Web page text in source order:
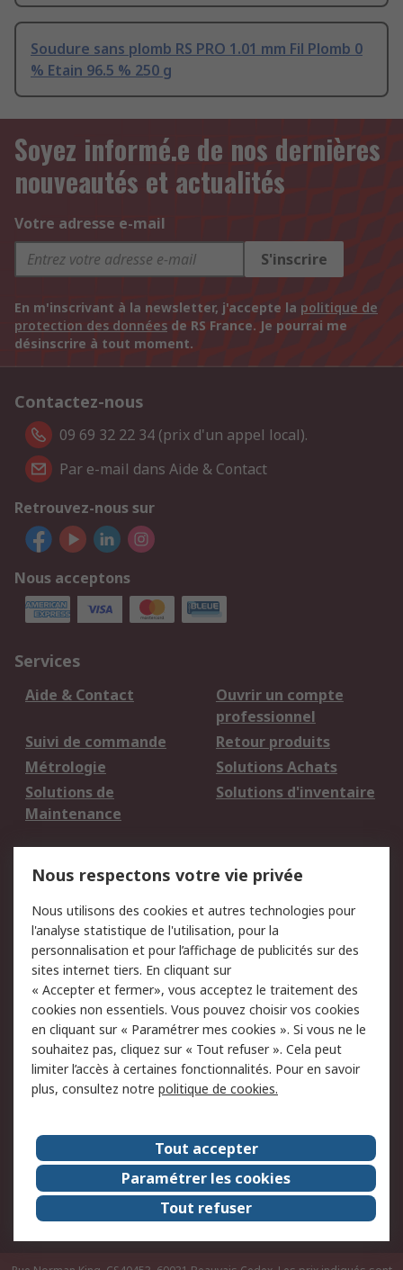
Soudure sans plomb RS PRO 1.01 mm Fil Plomb 0
% Etain 96.5 % 250 g
Soyez informé.e de nos dernières
nouveautés et actualités
Votre adresse e-mail
S'inscrire
En m'inscrivant à la newsletter, j'accepte la politique de
protection des données de RS France. Je pourrai me
désinscrire à tout moment.
Contactez-nous
09 69 32 22 34 (prix d'un appel local).
Par e-mail dans Aide & Contact
Retrouvez-nous sur
Nous acceptons
Services
Aide & Contact
Ouvrir un compte
professionnel
Suivi de commande
Retour produits
Métrologie
Solutions Achats
Solutions de
Maintenance
Solutions d'inventaire
du site
Politique de protection
des données - Mise à
jour
Sécurité des E-mails
Conditions générales
de vente
Politique anti-
corruption
Campagnes marketing
A propos de RS
A propos de RS France
Evénements
Le groupe RS Group Plc
Presse
RS dans le monde
Démarche RSE
Nous rejoindre
RS Particuliers
Nous respectons votre vie privée
Nous utilisons des cookies et autres technologies pour
l'analyse statistique de l'utilisation, pour la
personnalisation et pour l’affichage de publicités sur des
sites internet tiers. En cliquant sur
« Accepter et fermer», vous acceptez le traitement des
cookies non essentiels. Vous pouvez choisir vos cookies
en cliquant sur « Paramétrer mes cookies ». Si vous ne le
souhaitez pas, cliquez sur « Tout refuser ». Cela peut
limiter l’accès à certaines fonctionnalités. Pour en savoir
plus, consultez notre politique de cookies.
Tout accepter
Paramétrer les cookies
Tout refuser